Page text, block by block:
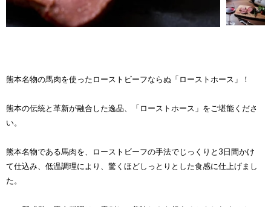
熊本名物の馬肉を使ったローストビーフならぬ「ローストホース」！
熊本の伝統と革新が融合した逸品、「ローストホース」をご堪能くださ
い。
熊本名物である馬肉を、ローストビーフの手法でじっくりと3日間かけ
て仕込み、低温調理により、驚くほどしっとりとした食感に仕上げまし
た。